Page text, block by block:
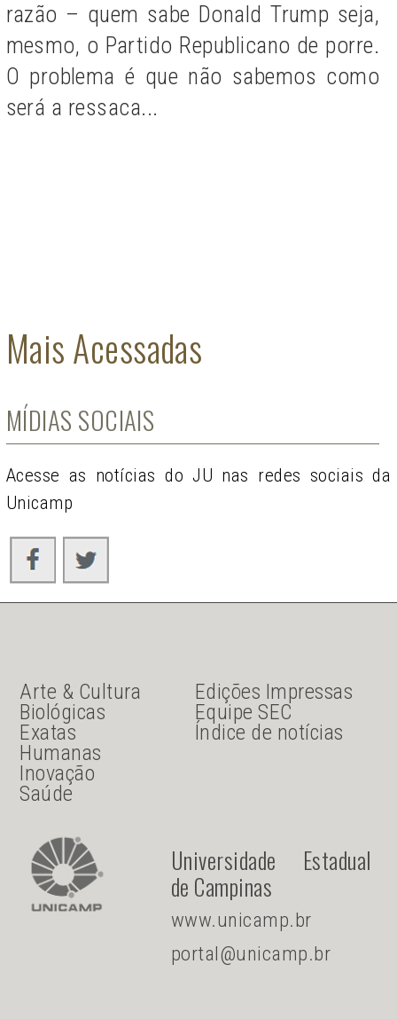
razão – quem sabe Donald Trump seja,
mesmo, o Partido Republicano de porre.
O problema é que não sabemos como
será a ressaca...
Mais Acessadas
MÍDIAS SOCIAIS
Acesse as notícias do JU nas redes sociais da
Unicamp
JU Menu acesso rápido
Arte & Cultura
Biológicas
Exatas
Humanas
Inovação
Saúde
JU menu sanduiche
Edições Impressas
Equipe SEC
Índice de notícias
Universidade Estadual
de Campinas
www.unicamp.br
portal@unicamp.br